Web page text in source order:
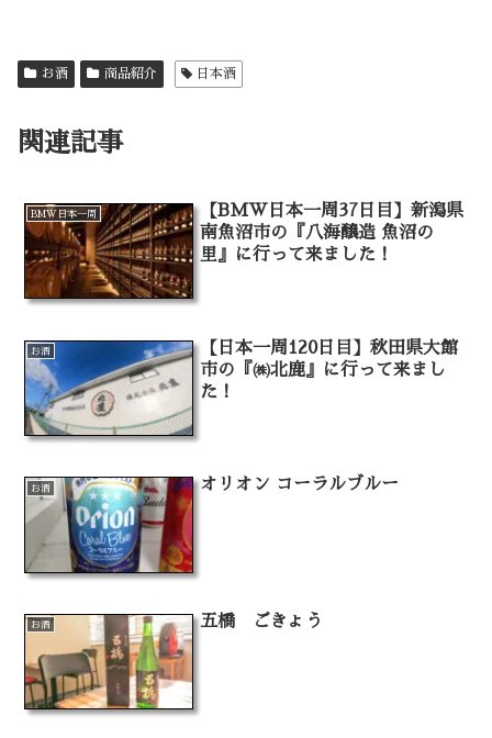
お酒 商品紹介 日本酒
関連記事
BMW日本一周
【BMW日本一周37日目】新潟県
南魚沼市の『八海醸造 魚沼の
里』に行って来ました！
お酒
【日本一周120日目】秋田県大館
市の『㈱北鹿』に行って来まし
た！
お酒 オリオン コーラルブルー
お酒 五橋 ごきょう